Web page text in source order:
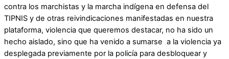
contra los marchistas y la marcha indígena en defensa del
TIPNIS y de otras reivindicaciones manifestadas en nuestra
plataforma, violencia que queremos destacar, no ha sido un
hecho aislado, sino que ha venido a sumarse a la violencia ya
desplegada previamente por la policía para desbloquear y